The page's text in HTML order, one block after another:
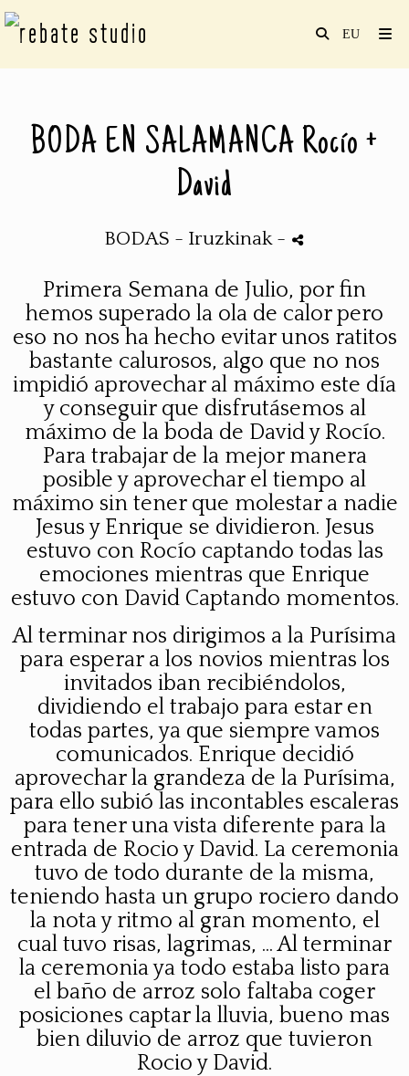
BODA EN SALAMANCA Rocío +
David
BODAS - Iruzkinak -
Primera Semana de Julio, por fin
hemos superado la ola de calor pero
eso no nos ha hecho evitar unos ratitos
bastante calurosos, algo que no nos
impidió aprovechar al máximo este día
y conseguir que disfrutásemos al
máximo de la boda de David y Rocío.
Para trabajar de la mejor manera
posible y aprovechar el tiempo al
máximo sin tener que molestar a nadie
Jesus y Enrique se dividieron. Jesus
estuvo con Rocío captando todas las
emociones mientras que Enrique
estuvo con David Captando momentos.
Al terminar nos dirigimos a la Purísima
para esperar a los novios mientras los
invitados iban recibiéndolos,
dividiendo el trabajo para estar en
todas partes, ya que siempre vamos
comunicados. Enrique decidió
aprovechar la grandeza de la Purísima,
para ello subió las incontables escaleras
para tener una vista diferente para la
entrada de Rocio y David. La ceremonia
tuvo de todo durante de la misma,
teniendo hasta un grupo rociero dando
la nota y ritmo al gran momento, el
cual tuvo risas, lagrimas, ... Al terminar
la ceremonia ya todo estaba listo para
el baño de arroz solo faltaba coger
posiciones captar la lluvia, bueno mas
bien diluvio de arroz que tuvieron
Rocio y David.